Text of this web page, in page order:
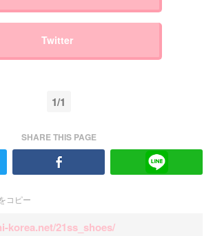
Twitter
1/1
SHARE THIS PAGE
コピー
korea.net/21ss_shoes/